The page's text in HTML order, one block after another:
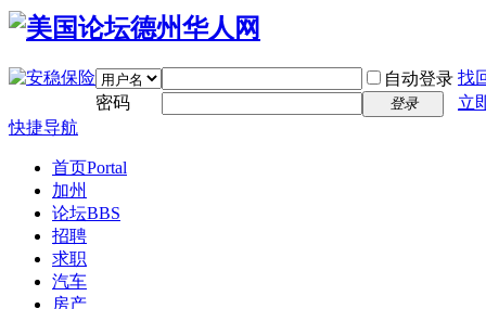
自动登录 找
密码
登录
立
快捷导航
首页Portal
加州
论坛BBS
招聘
求职
汽车
房产